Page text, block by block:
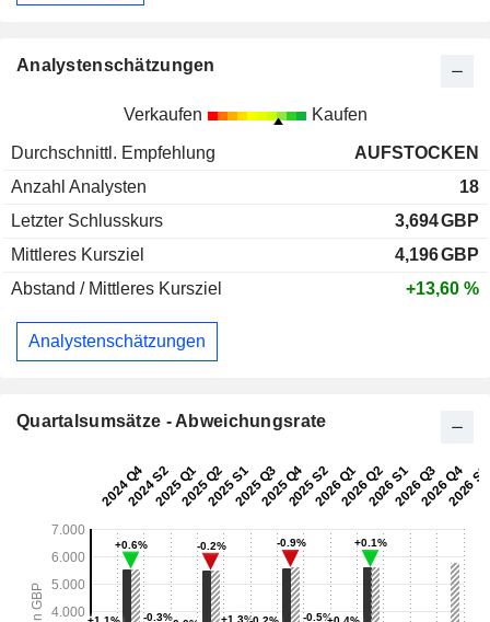
Analystenschätzungen
Verkaufen Kaufen
Durchschnittl. Empfehlung
AUFSTOCKEN
Anzahl Analysten
18
Letzter Schlusskurs
3,694GBP
Mittleres Kursziel
4,196GBP
Abstand / Mittleres Kursziel
+13,60 %
Analystenschätzungen
Quartalsumsätze - Abweichungsrate